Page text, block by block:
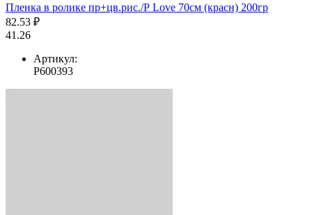
Пленка в ролике пр+цв.рис./Р Love 70см (красн) 200гр
82.53 ₽
41.26
Артикул:
Р600393